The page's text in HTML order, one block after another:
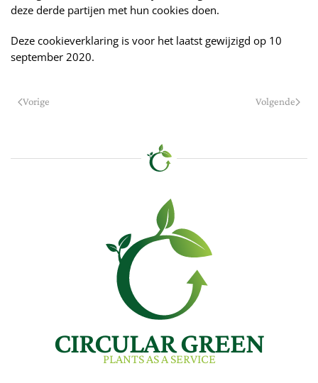
deze derde partijen met hun cookies doen.
Deze cookieverklaring is voor het laatst gewijzigd op 10
september 2020.
Vorige Volgende
CIRCULAR GREEN
PLANTS AS A SERVICE